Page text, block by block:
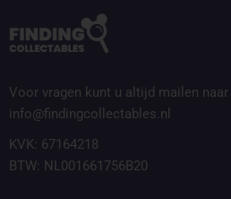
Voor vragen kunt u altijd mailen naar
info@findingcollectables.nl
KVK: 67164218
BTW: NL001661756B20